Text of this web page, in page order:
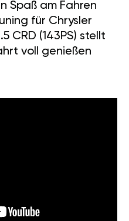
Spaß am Fahren
für Chrysler
CRD (143PS) stellt
voll genießen